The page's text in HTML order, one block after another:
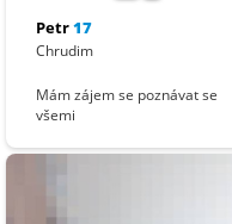
Petr17
Chrudim
Mám zájem se poznávat se
všemi